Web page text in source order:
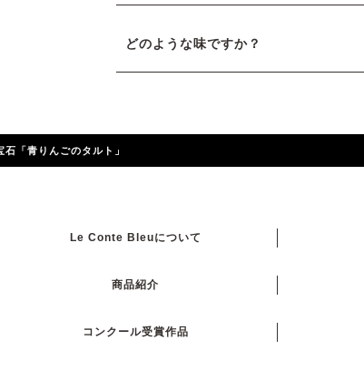
どのような味ですか？
「青りんごのタルト」
Le Conte Bleuについて
商品紹介
コンクール受賞作品